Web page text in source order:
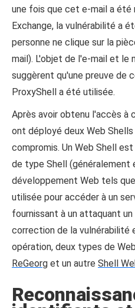
une fois que cet e-mail a
Exchange, la vulnérabilité a
personne ne clique sur la
mail). L'objet de l'e-mail et le
suggèrent qu'une preuve de
ProxyShell a été utilisée.
Après avoir obtenu l'accès à
ont déployé deux Web
compromis. Un Web Shell
de type Shell (généralement
développement Web tels
utilisée pour accéder à un
fournissant à un attaquant
correction de la vulnérabilité
opération, deux types de
ReGeorg et un autre Shell